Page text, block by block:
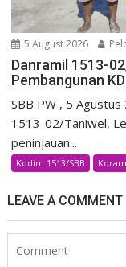
5 August 2026
Danramil 1513-
Pembangunan
SBB PW , 5
1513-02/Taniwel,
peninjauan...
Kodim 1513/SBB
LEAVE A COMMENT